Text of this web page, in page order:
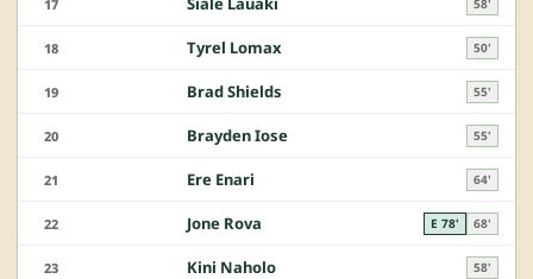
17
18 Tyrel Lomax 50'
19 Brad Shields 55'
20 Brayden Iose 55'
21 Ere Enari 64'
22 Jone Rova E 78' 68'
23 Kini Naholo 58'